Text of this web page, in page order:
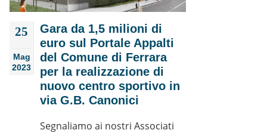
25
Mag
2023
Gara da 1,5 milioni di
euro sul Portale Appalti
del Comune di Ferrara
per la realizzazione di
nuovo centro sportivo in
via G.B. Canonici
Segnaliamo ai nostri Associati